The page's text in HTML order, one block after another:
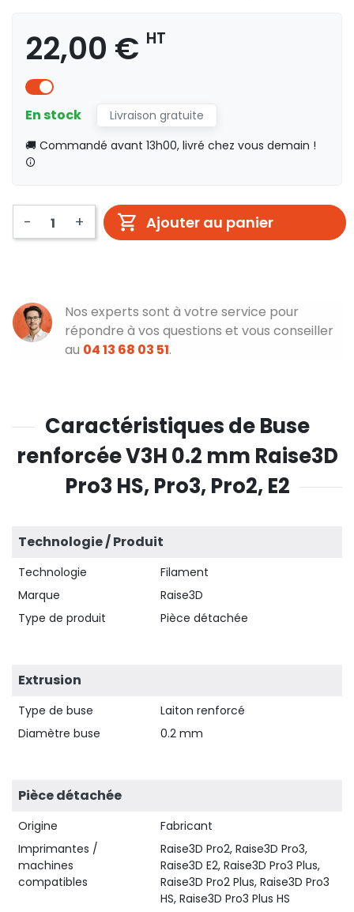
22,00 € HT
En stock
Livraison gratuite
🚚 Commandé avant 13h00, livré chez vous demain !
- + Ajouter au panier
Nos experts sont à votre service pour
répondre à vos questions et vous conseiller
au 04 13 68 03 51.
Caractéristiques de Buse
renforcée V3H 0.2 mm Raise3D
Pro3 HS, Pro3, Pro2, E2
Technologie / Produit
Technologie
Filament
Marque
Raise3D
Type de produit
Pièce détachée
Extrusion
Type de buse
Laiton renforcé
Diamètre buse
0.2 mm
Pièce détachée
Origine
Fabricant
Imprimantes /
machines
compatibles
Raise3D Pro2, Raise3D Pro3,
Raise3D E2, Raise3D Pro3 Plus,
Raise3D Pro2 Plus, Raise3D Pro3
HS, Raise3D Pro3 Plus HS